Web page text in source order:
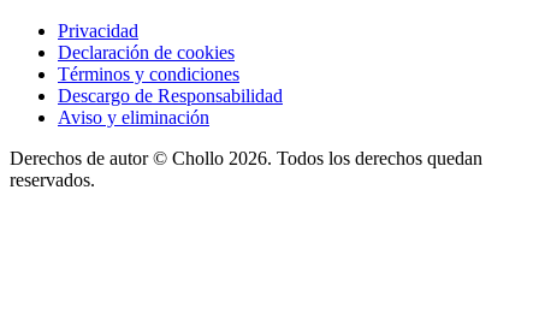
Privacidad
Declaración de cookies
Términos y condiciones
Descargo de Responsabilidad
Aviso y eliminación
Derechos de autor © Chollo 2026. Todos los derechos quedan
reservados.